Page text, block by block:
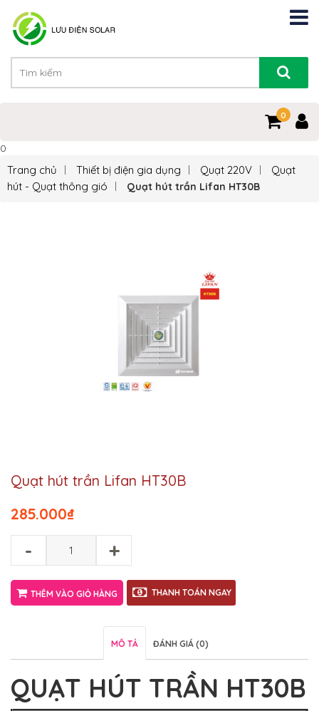
0
0
Trang chủ Thiết bị điện gia dụng Quạt 220V
Quạt
hút - Quạt thông gió
Quạt hút trần Lifan HT30B
Quạt hút trần Lifan HT30B
₫
285.000
- +
THÊM VÀO GIỎ HÀNG THANH TOÁN NGAY
MÔ TẢ ĐÁNH GIÁ (0)
QUẠT HÚT TRẦN HT30B